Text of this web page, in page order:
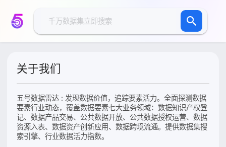
关于我们
五号数据雷达 : 发现数据价值，追踪要素活力。全面探测数据
要素行业动态，覆盖数据要素七大业务领域：数据知识产权登
记、数据产品交易、公共数据开放、公共数据授权运营、数据
资源入表、数据资产创新应用、数据跨境流通。提供数据集搜
索引擎、行业数据活力指数。